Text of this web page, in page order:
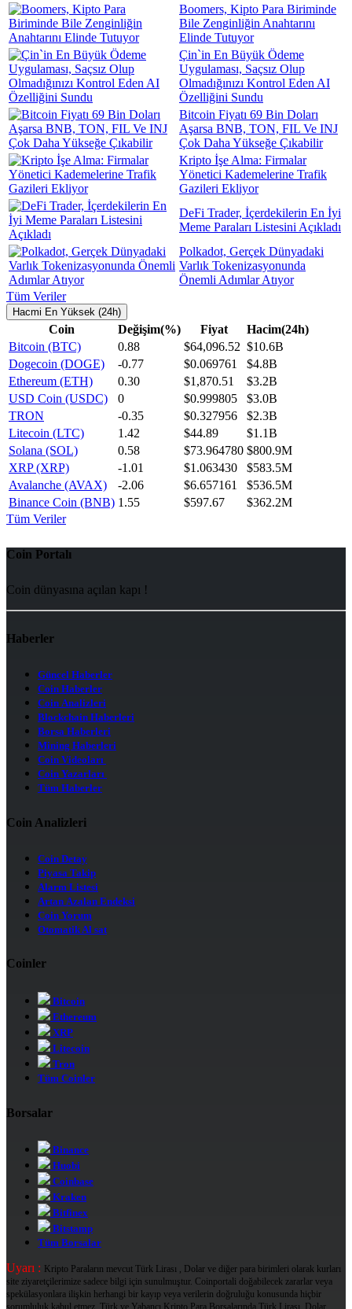
Boomers, Kipto Para Biriminde
Bile Zenginliğin Anahtarını
Elinde Tutuyor
Çin`in En Büyük Ödeme
Uygulaması, Saçsız Olup
Olmadığınızı Kontrol Eden AI
Özelliğini Sundu
Bitcoin Fiyatı 69 Bin Doları
Aşarsa BNB, TON, FIL Ve INJ
Çok Daha Yükseğe Çıkabilir
Kripto İşe Alma: Firmalar
Yönetici Kademelerine Trafik
Gazileri Ekliyor
DeFi Trader, İçerdekilerin En İyi
Meme Paraları Listesini Açıkladı
Polkadot, Gerçek Dünyadaki
Varlık Tokenizasyonunda
Önemli Adımlar Atıyor
Tüm Veriler
Hacmi En Yüksek (24h)
Coin Değişim(%) Fiyat
Hacim(24h)
Bitcoin (BTC)
0.88 $64,096.52 $10.6B
Dogecoin (DOGE)
-0.77 $0.069761
$4.8B
Ethereum (ETH)
0.30 $1,870.51
$3.2B
USD Coin (USDC)
0 $0.999805
$3.0B
TRON
-0.35 $0.327956
$2.3B
Litecoin (LTC)
1.42 $44.89
$1.1B
Solana (SOL)
0.58 $73.964780 $800.9M
XRP (XRP)
-1.01 $1.063430
$583.5M
Avalanche (AVAX)
-2.06 $6.657161
$536.5M
Binance Coin (BNB) 1.55 $597.67
$362.2M
Tüm Veriler
Coin Portalı
Coin dünyasına açılan kapı !
Haberler
Güncel Haberler
Coin Haberler
Coin Analizleri
Blockchain Haberleri
Borsa Haberleri
Mining Haberleri
Coin Videoları
Coin Yazarları
Tüm Haberler
Coin Analizleri
Coin Detay
Piyasa Takip
Alarm Listesi
Artan Azalan Endeksi
Coin Yorum
Otomatik Al sat
Coinler
Bitcoin
Ethereum
XRP
Litecoin
Tron
Tüm Coinler
Borsalar
Binance
Huobi
Coinbase
Kraken
Bitfinex
Bitstamp
Tüm Borsalar
Uyarı : Kripto Paraların mevcut Türk Lirası , Dolar ve diğer para birimleri olarak kurları
site ziyaretçilerimize sadece bilgi için sunulmuştur. Coinportali doğabilecek zararlar veya
spekülasyonlara ilişkin herhangi bir kayıp veya verilerin doğruluğu konusunda hiçbir